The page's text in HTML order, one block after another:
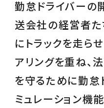
勤怠ドライバーの
送会社の経営者
にトラックを走ら
アリングを重ね、
を守るために勤怠
ミュレーション機能